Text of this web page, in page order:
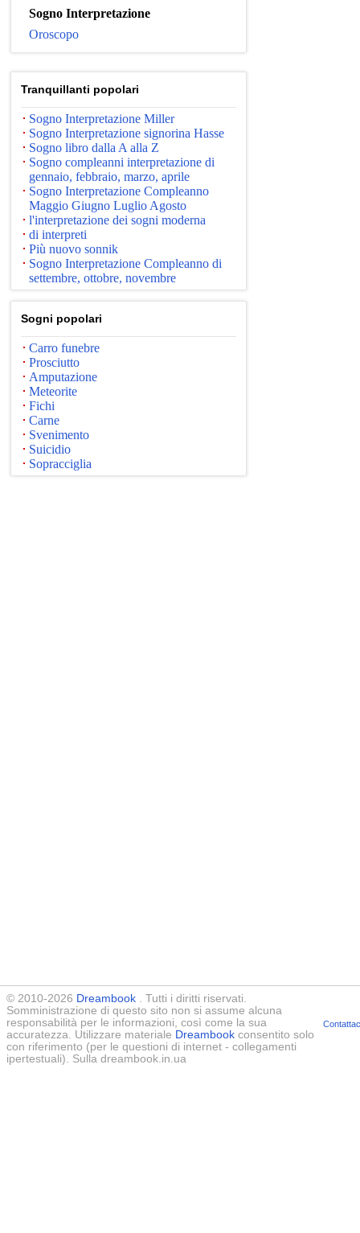
Sogno Interpretazione
Oroscopo
Tranquillanti popolari
Sogno Interpretazione Miller
Sogno Interpretazione signorina Hasse
Sogno libro dalla A alla Z
Sogno compleanni interpretazione di
gennaio, febbraio, marzo, aprile
Sogno Interpretazione Compleanno
Maggio Giugno Luglio Agosto
l'interpretazione dei sogni moderna
di interpreti
Più nuovo sonnik
Sogno Interpretazione Compleanno di
settembre, ottobre, novembre
Sogni popolari
Carro funebre
Prosciutto
Amputazione
Meteorite
Fichi
Carne
Svenimento
Suicidio
Sopracciglia
© 2010-2026 Dreambook . Tutti i diritti riservati.
Somministrazione di questo sito non si assume alcuna
responsabilità per le informazioni, così come la sua
accuratezza. Utilizzare materiale Dreambook consentito solo
con riferimento (per le questioni di internet - collegamenti
ipertestuali). Sulla dreambook.in.ua